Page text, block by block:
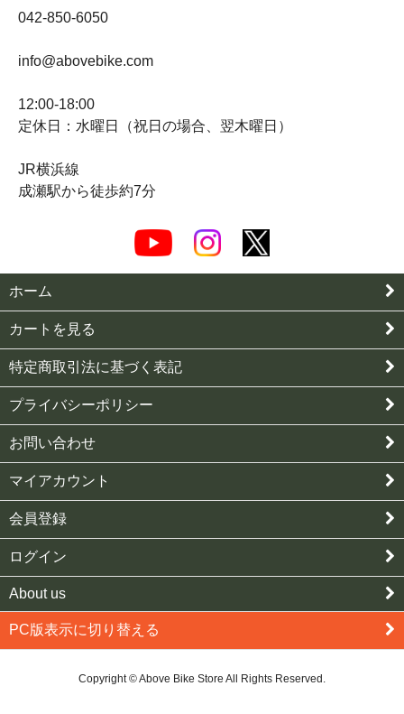
042-850-6050
info@abovebike.com
12:00-18:00
定休日：水曜日（祝日の場合、翌木曜日）
JR横浜線
成瀬駅から徒歩約7分
ホーム
カートを見る
特定商取引法に基づく表記
プライバシーポリシー
お問い合わせ
マイアカウント
会員登録
ログイン
About us
PC版表示に切り替える
Copyright © Above Bike Store All Rights Reserved.